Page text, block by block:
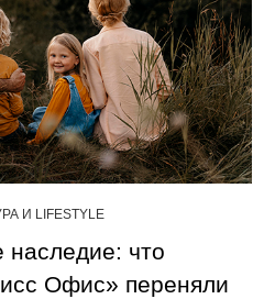
И LIFESTYLE
что
Офис» переняли